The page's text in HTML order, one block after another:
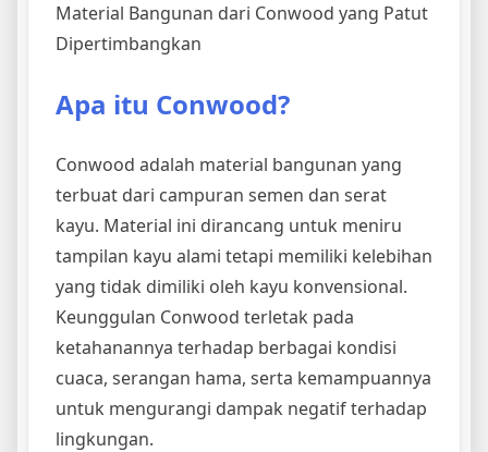
Material Bangunan dari Conwood yang Patut
Dipertimbangkan
Apa itu Conwood?
Conwood adalah material bangunan yang
terbuat dari campuran semen dan serat
kayu. Material ini dirancang untuk meniru
tampilan kayu alami tetapi memiliki kelebihan
yang tidak dimiliki oleh kayu konvensional.
Keunggulan Conwood terletak pada
ketahanannya terhadap berbagai kondisi
cuaca, serangan hama, serta kemampuannya
untuk mengurangi dampak negatif terhadap
lingkungan.